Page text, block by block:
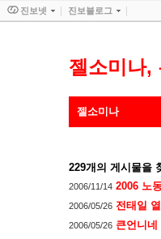
젤소미나,
젤소미나
229개의 게시물을
2006/11/14 2006 노
2006/05/26 전태일
2006/05/26 큰언니
진보넷 진보블로그